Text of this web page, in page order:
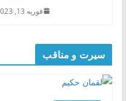
فوریه 13, 2023
سیرت و مناقب